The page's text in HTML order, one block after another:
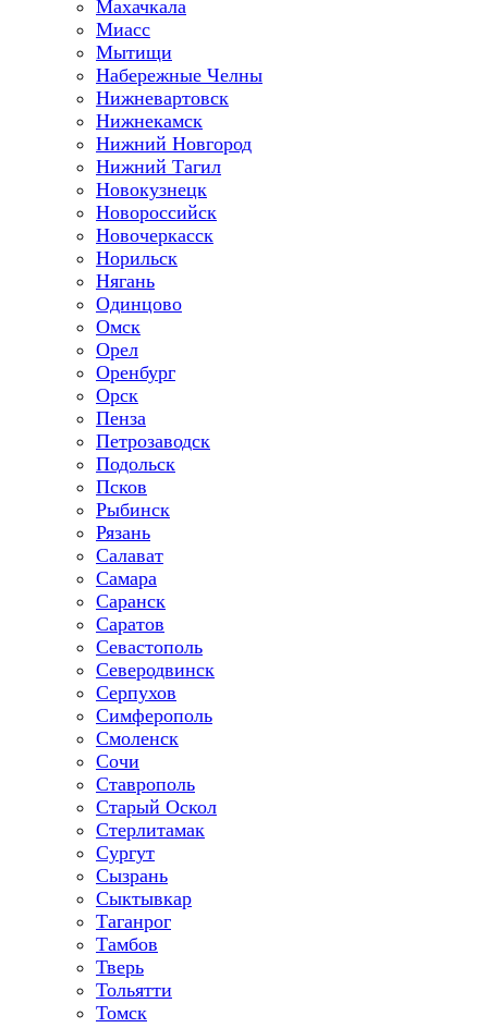
Махачкала
Миасс
Мытищи
Набережные Челны
Нижневартовск
Нижнекамск
Нижний Новгород
Нижний Тагил
Новокузнецк
Новороссийск
Новочеркасск
Норильск
Нягань
Одинцово
Омск
Орел
Оренбург
Орск
Пенза
Петрозаводск
Подольск
Псков
Рыбинск
Рязань
Салават
Самара
Саранск
Саратов
Севастополь
Северодвинск
Серпухов
Симферополь
Смоленск
Сочи
Ставрополь
Старый Оскол
Стерлитамак
Сургут
Сызрань
Сыктывкар
Таганрог
Тамбов
Тверь
Тольятти
Томск